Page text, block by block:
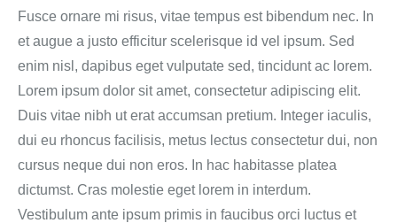
Fusce ornare mi risus, vitae tempus est bibendum nec. In
et augue a justo efficitur scelerisque id vel ipsum. Sed
enim nisl, dapibus eget vulputate sed, tincidunt ac lorem.
Lorem ipsum dolor sit amet, consectetur adipiscing elit.
Duis vitae nibh ut erat accumsan pretium. Integer iaculis,
dui eu rhoncus facilisis, metus lectus consectetur dui, non
cursus neque dui non eros. In hac habitasse platea
dictumst. Cras molestie eget lorem in interdum.
Vestibulum ante ipsum primis in faucibus orci luctus et